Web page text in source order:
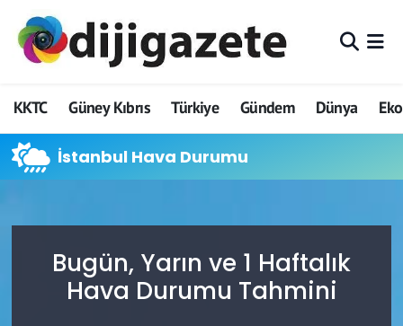
KKTC Güney Kıbrıs Türkiye Gündem Dünya
İstanbul Hava Durumu
Bugün, Yarın ve 1 Haftalık
Hava Durumu Tahmini
ADVERTORIAL
Dijigazete
Dünya
Ekonomi
Foto Galeri
Hava Durumu
Trafik Durumu
Süper Lig Puan Durumu ve Fikstür
Son Dakika Haberleri
Haber Arşivi